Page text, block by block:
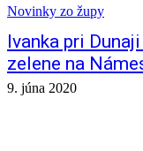
Novinky zo župy
Ivanka pri
zelene na
9. júna 2020